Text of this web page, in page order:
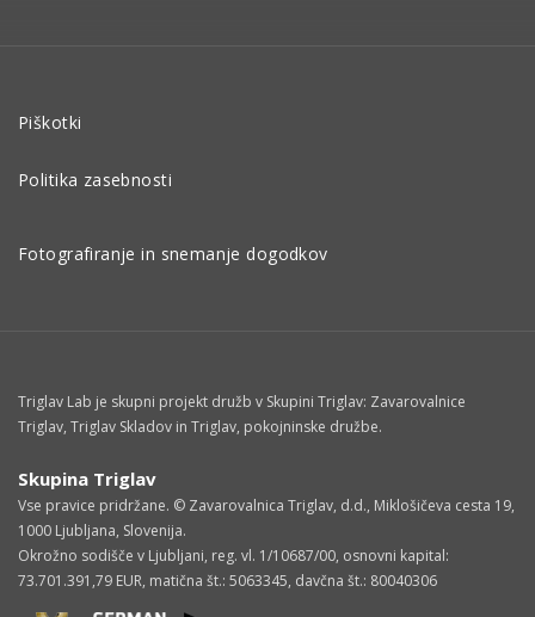
Piškotki
Politika zasebnosti
Fotografiranje in snemanje dogodkov
Triglav Lab je skupni projekt družb v Skupini Triglav: Zavarovalnice
Triglav, Triglav Skladov in Triglav, pokojninske družbe.
Skupina Triglav
Vse pravice pridržane. © Zavarovalnica Triglav, d.d., Miklošičeva cesta 19,
1000 Ljubljana, Slovenija.
Okrožno sodišče v Ljubljani, reg. vl. 1/10687/00, osnovni kapital:
73.701.391,79 EUR, matična št.: 5063345, davčna št.: 80040306